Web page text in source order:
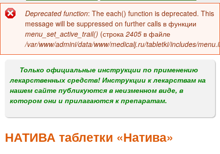
а
в
о
м
е
н
Сообщение
об
ошибке
Deprecated function: The each() function is deprecated. This
message will be suppressed on further calls в функции
menu_set_active_trail() (строка 2405 в файле
/var/www/admini/data/www/medicalj.ru/tabletki/includes/
Только официальные инструкции по применению
лекарственных средств! Инструкции к лекарствам на
нашем сайте публикуются в неизменном виде, в
котором они и прилагаются к препаратам.
НАТИВА таблетки «Натива»